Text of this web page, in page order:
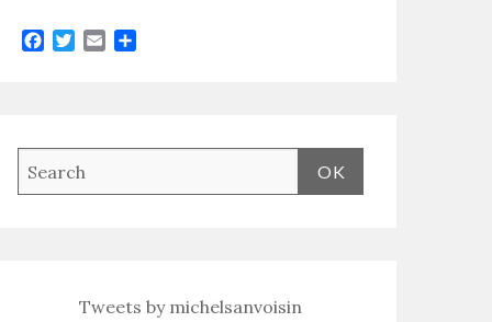
Facebook
Twitter
Email
Tweets by michelsanvoisin